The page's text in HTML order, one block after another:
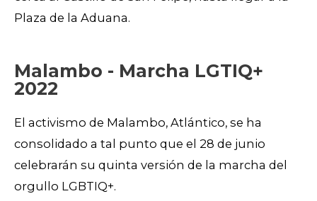
Plaza de la Aduana.
Malambo - Marcha LGTIQ+
2022
El activismo de Malambo, Atlántico, se ha
consolidado a tal punto que el 28 de junio
celebrarán su quinta versión de la marcha del
orgullo LGBTIQ+.